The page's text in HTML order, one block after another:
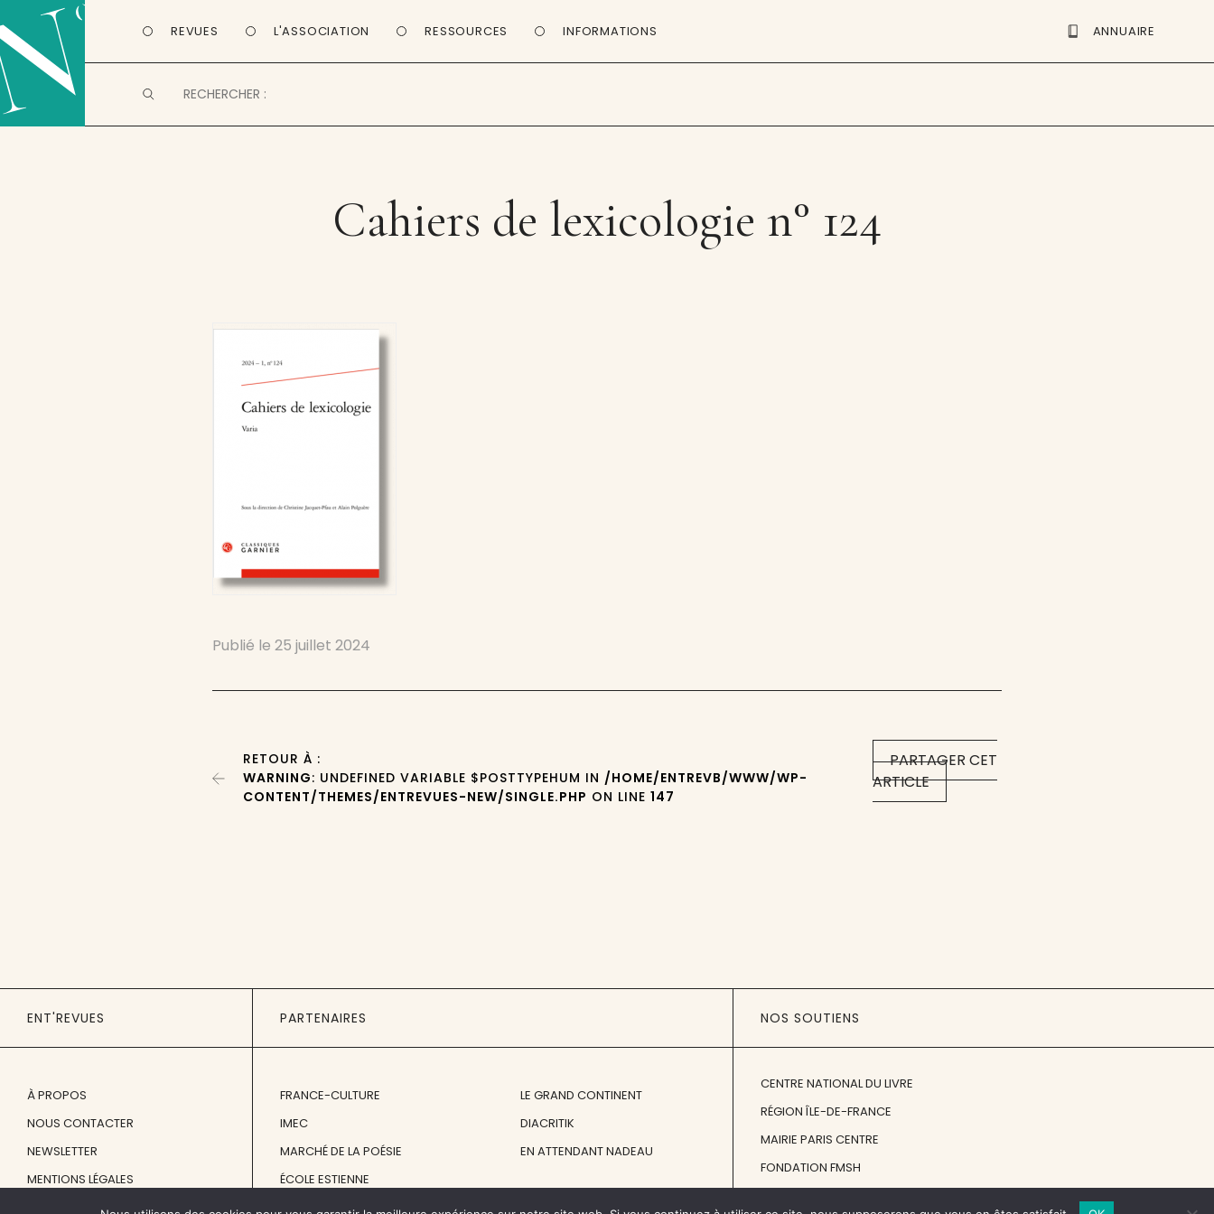
REVUES L'ASSOCIATION RESSOURCES INFORMATIONS ANNUAIRE
Cahiers de lexicologie n° 124
Publié le25 juillet 2024
PARTAGER CET
ARTICLE
RETOUR À :
WARNING: UNDEFINED VARIABLE $POSTTYPEHUM IN /HOME/ENTREVB/WWW/WP-
CONTENT/THEMES/ENTREVUES-NEW/SINGLE.PHP ON LINE147
ENT'REVUES
À PROPOS
NOUS CONTACTER
NEWSLETTER
MENTIONS LÉGALES
PARTENAIRES
FRANCE-CULTURE
IMEC
MARCHÉ DE LA POÉSIE
ÉCOLE ESTIENNE
LE GRAND CONTINENT
DIACRITIK
EN ATTENDANT NADEAU
NOS SOUTIENS
CENTRE NATIONAL DU LIVRE
RÉGION ÎLE-DE-FRANCE
MAIRIE PARIS CENTRE
FONDATION FMSH